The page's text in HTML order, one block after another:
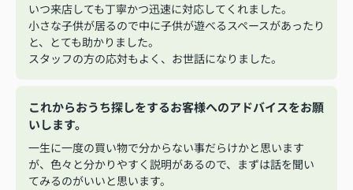
いつ来店しても丁寧かつ迅速に対応してくれました。
小さな子供が居るので中に子供が遊べるスペースがあったり
と、とても助かりました。
スタッフの方の応対もよく、お世話になりました。
これからおうち探しをするお客様へのアドバイスをお願
いします。
一生に一度の買い物で分からない事だらけかと思います
が、色々と分かりやすく説明があるので、まずは話を聞い
てみるのがいいと思います。